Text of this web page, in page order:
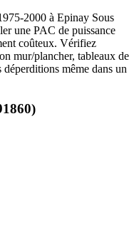
2000 à Epinay Sous
une PAC de puissance
coûteux. Vérifiez
mur/plancher, tableaux de
même dans un
)